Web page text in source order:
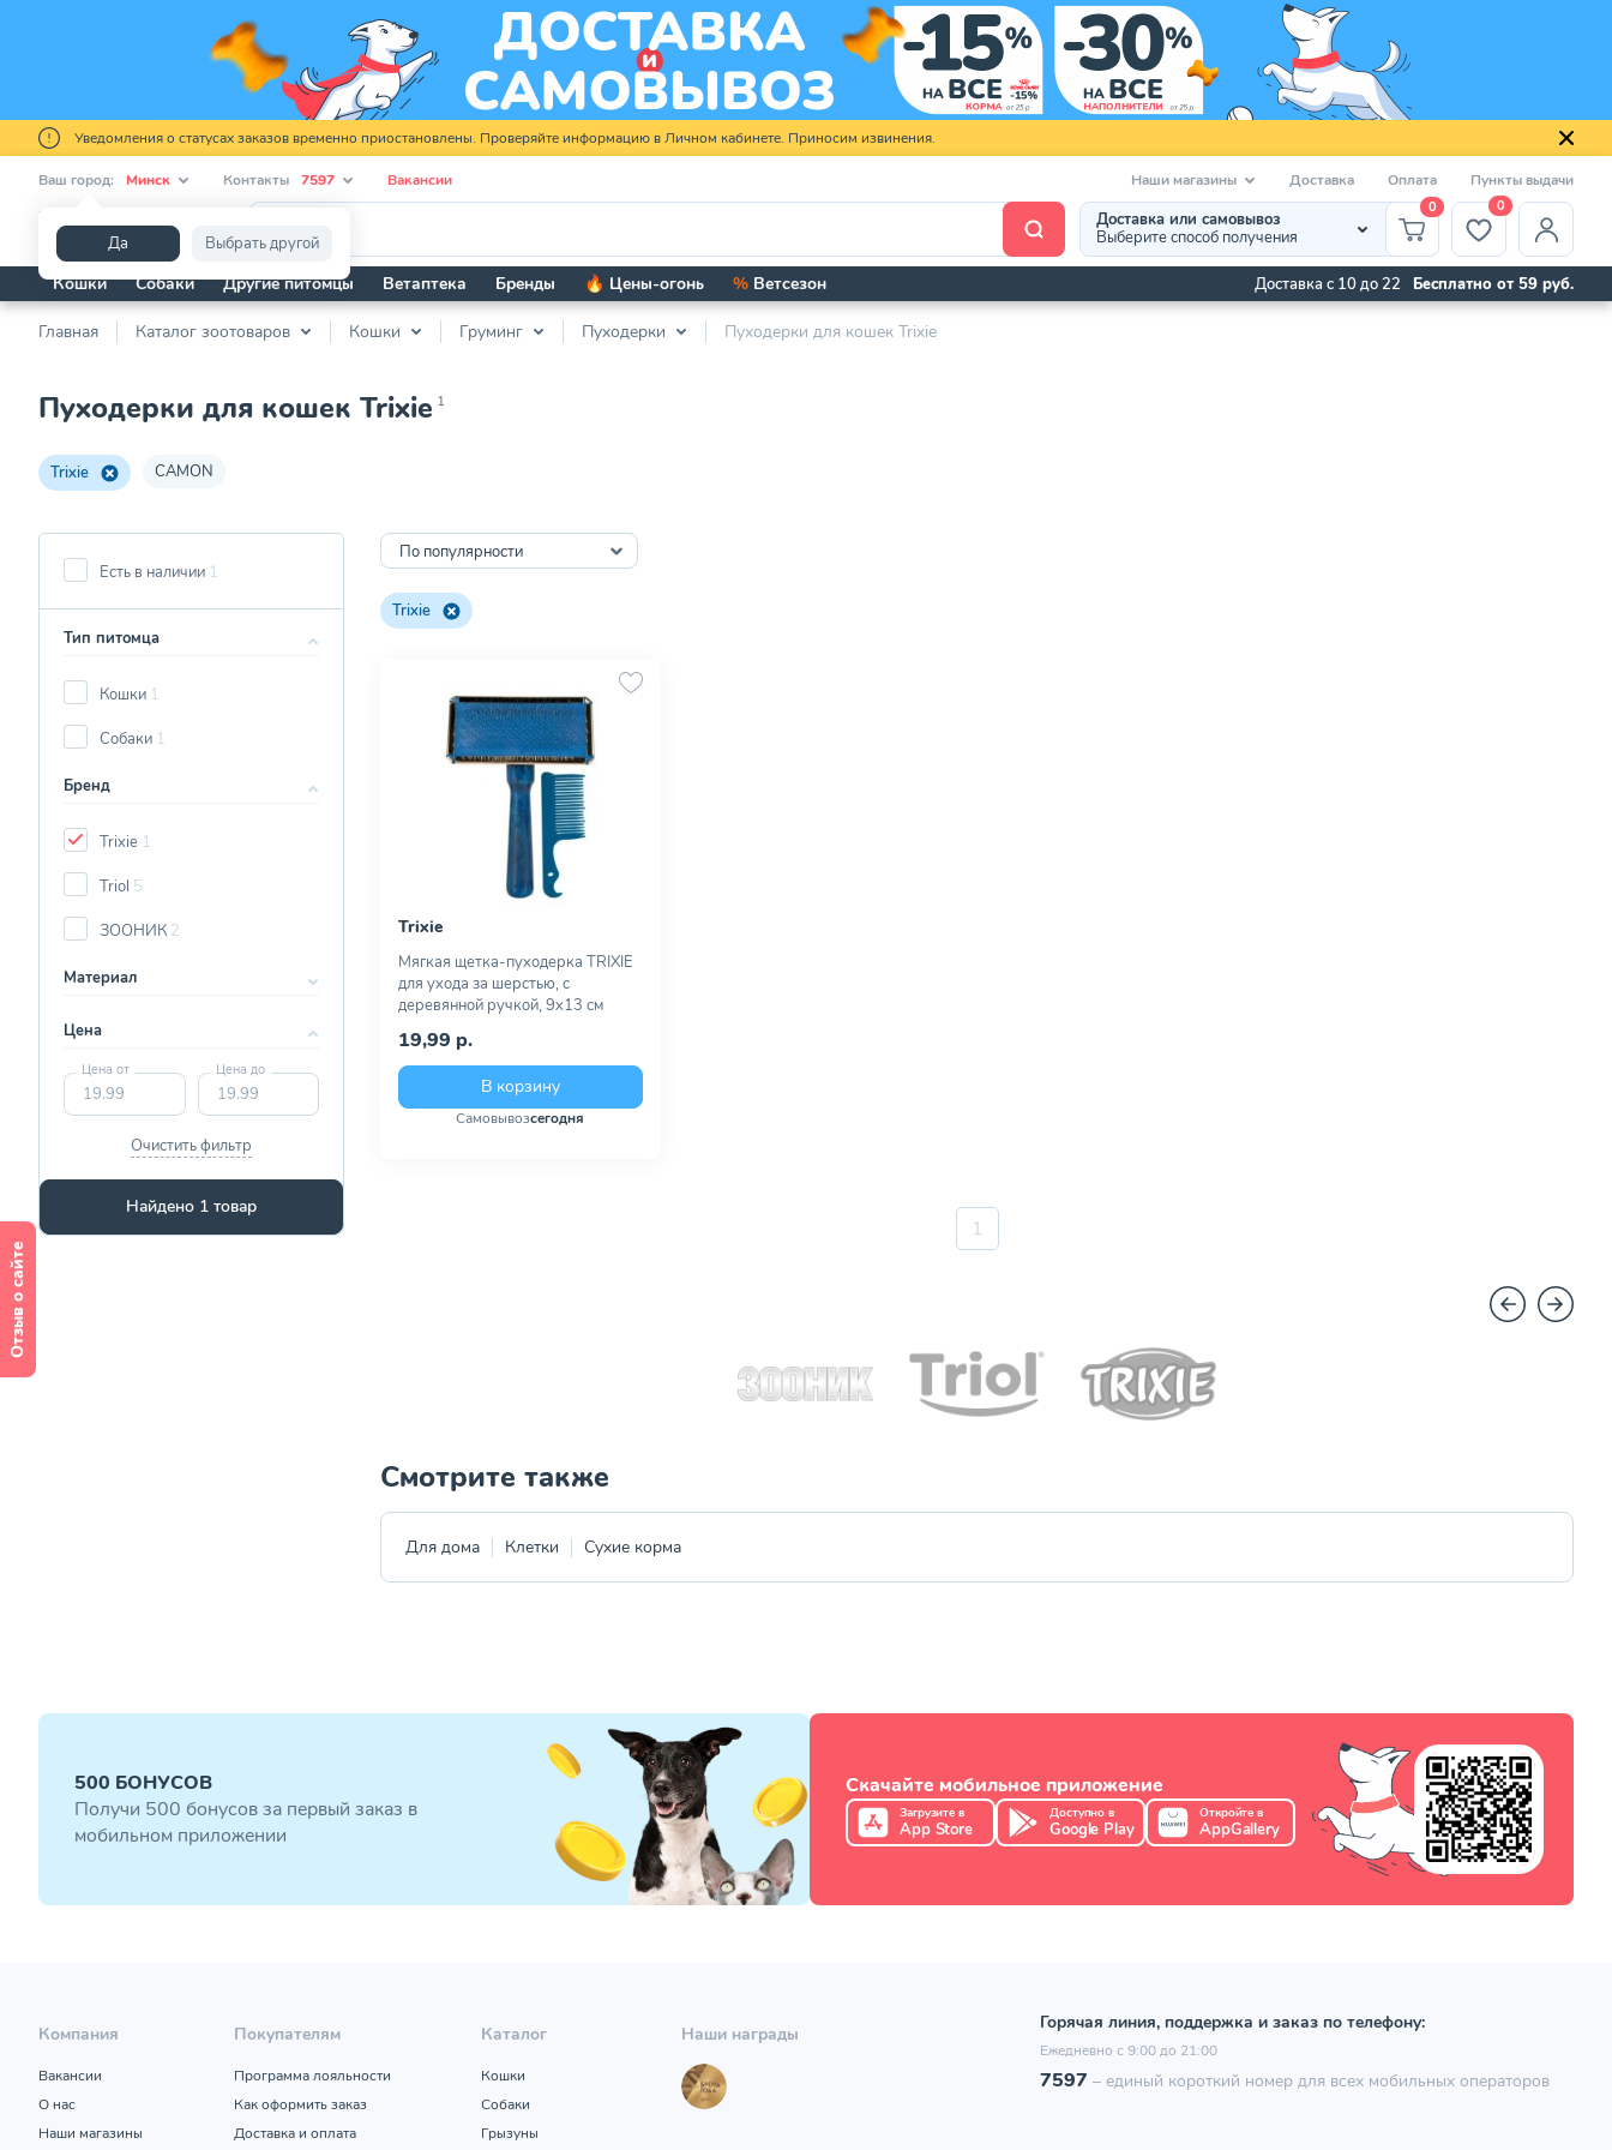
Уведомления о статусах заказов временно приостановлены. Проверяйте информацию в Личном кабинете. Приносим извинения.
Ваш город: Минск
Да Выбрать другой
Контакты 7597 Вакансии Наши магазины Доставка Оплата Пункты выдачи
Доставка или самовывоз
Выберите способ получения
0 0
Кошки Собаки Другие питомцы Ветаптека Бренды 🔥 Цены-огонь % Ветсезон Доставка с 10 до 22 Бесплатно от 59 руб.
Главная Каталог зоотоваров Кошки Груминг Пуходерки Пуходерки для кошек Trixie
Пуходерки для кошек Trixie 1
Trixie CAMON
Есть в наличии 1
Тип питомца
Кошки 1
Собаки 1
Бренд
Trixie 1
Triol 5
ЗООНИК 2
Материал
Цена
Цена от Цена до
Найдено 1 товар
Очистить фильтр
По популярности
Trixie
Trixie
Мягкая щетка-пуходерка TRIXIE
для ухода за шерстью, с
деревянной ручкой, 9х13 см
19,99 р.
В корзину
Самовывозсегодня
1
Смотрите также
Для дома Клетки Сухие корма
500 БОНУСОВ
Получи 500 бонусов за первый заказ в
мобильном приложении
Скачайте мобильное приложение
Загрузите в
App Store
Доступно в
Google Play
Откройте в
AppGallery
Горячая линия, поддержка и заказ по телефону:
Ежедневно с 9:00 до 21:00
7597 – единый короткий номер для всех мобильных операторов
Компания
Вакансии
О нас
Наши магазины
Покупателям
Программа лояльности
Как оформить заказ
Доставка и оплата
Каталог
Кошки
Собаки
Грызуны
Наши награды
Отзыв о сайте